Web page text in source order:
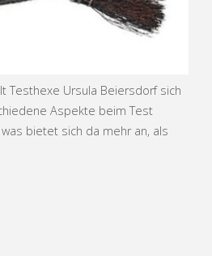
Testhexe Ursula Beiersdorf sich
Aspekte beim Test
bietet sich da mehr an, als